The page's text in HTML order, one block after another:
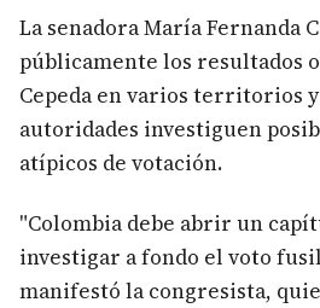
La senadora María Fernanda
públicamente los resultados
Cepeda en varios territorios
autoridades investiguen
atípicos de votación.
"Colombia debe abrir un
investigar a fondo el voto
manifestó la congresista,